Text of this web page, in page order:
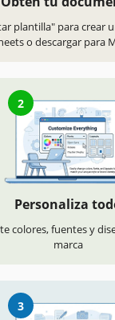
plantilla" para crear
o descargar para
2
Personaliza
colores, fuentes y
marca
3